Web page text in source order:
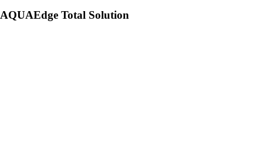
AQUAEdge Total Solution